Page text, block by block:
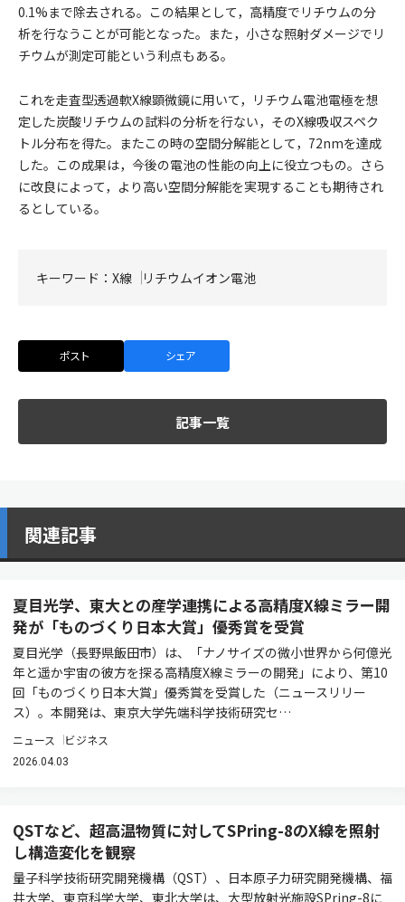
0.1%まで除去される。この結果として，高精度でリチウムの分
析を行なうことが可能となった。また，小さな照射ダメージでリ
チウムが測定可能という利点もある。
これを走査型透過軟X線顕微鏡に用いて，リチウム電池電極を想
定した炭酸リチウムの試料の分析を行ない，そのX線吸収スペク
トル分布を得た。またこの時の空間分解能として，72nmを達成
した。この成果は，今後の電池の性能の向上に役立つもの。さら
に改良によって，より高い空間分解能を実現することも期待され
るとしている。
キーワード： X線 リチウムイオン電池
ポスト シェア
記事一覧
関連記事
夏目光学、東大との産学連携による高精度X線ミラー開
発が「ものづくり日本大賞」優秀賞を受賞
夏目光学（長野県飯田市）は、「ナノサイズの微小世界から何億光
年と遥か宇宙の彼方を探る高精度X線ミラーの開発」により、第10
回「ものづくり日本大賞」優秀賞を受賞した（ニュースリリー
ス）。本開発は、東京大学先端科学技術研究セ…
ニュース ビジネス
2026.04.03
QSTなど、超高温物質に対してSPring-8のX線を照射
し構造変化を観察
量子科学技術研究開発機構（QST）、日本原子力研究開発機構、福
井大学、東京科学大学、東北大学は、大型放射光施設SPring-8に